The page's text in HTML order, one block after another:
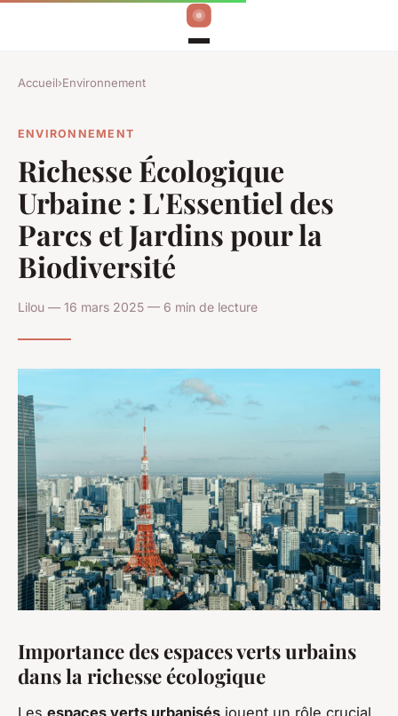
Accueil›Environnement
ENVIRONNEMENT
Richesse Écologique
Urbaine : L'Essentiel des
Parcs et Jardins pour la
Biodiversité
Lilou — 16 mars 2025 — 6 min de lecture
Importance des espaces verts urbains
dans la richesse écologique
Les espaces verts urbanisés jouent un rôle crucial